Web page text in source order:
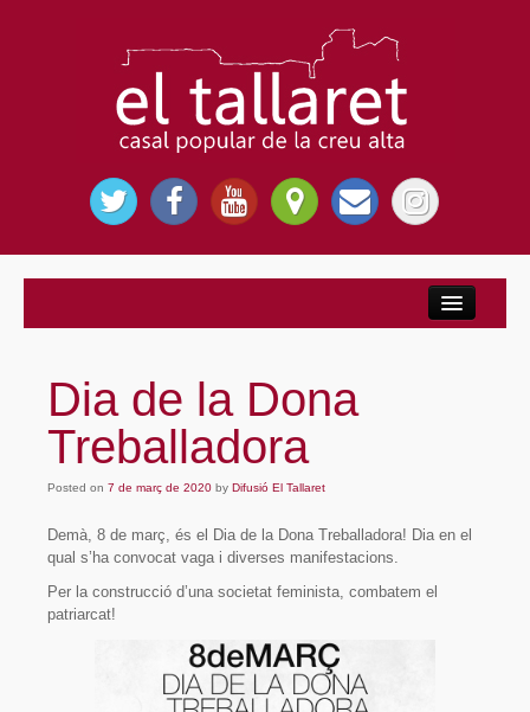
El Casal Popular
Per què El Tallaret?
Entitats
Sòcies i socis
Organització
Dia de la Dona
Treballadora
Posted on 7 de març de 2020 by Difusió El Tallaret
Demà, 8 de març, és el Dia de la Dona Treballadora! Dia en el
qual s’ha convocat vaga i diverses manifestacions.
Per la construcció d’una societat feminista, combatem el
patriarcat!